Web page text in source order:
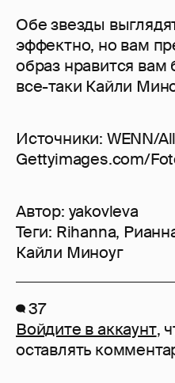
Обе звезды
эффектно, но вам
образ нравится
все-таки Кайли
Источники: WENN/
Gettyimages.com/
Автор: yakovleva
Теги: Rihanna,
Кайли Миноуг
37
Войдите в аккаунт,
оставлять